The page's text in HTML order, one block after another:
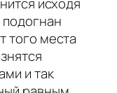
подогнан
того места
и так